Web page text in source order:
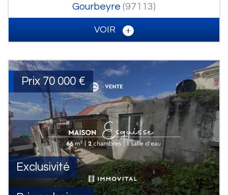
Gourbeyre (97113)
VOIR
Exclusivité
Prix 70 000 €